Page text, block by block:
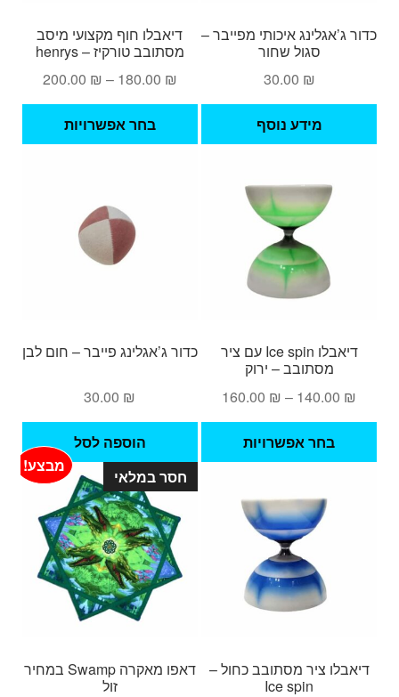
כדור ג’אגלינג איכותי מפייבר –
סגול שחור
30.00 ₪
מידע נוסף
דיאבלו חוף מקצועי מיסב
מסתובב טורקיז – henrys
180.00 ₪
–
200.00 ₪
טווח
עד
בחר אפשרויות
דיאבלו Ice spin עם ציר
מסתובב – ירוק
140.00 ₪
–
160.00 ₪
טווח
מחירים:
עד
בחר אפשרויות
סוגים.
לבחור
האפשרויות
כדור ג’אגלינג פייבר – חום לבן
30.00 ₪
הוספה לסל
דיאבלו ציר מסתובב כחול –
Ice spin
חסר במלאי
דאפו מאקרה Swamp במחיר
זול
מבצע!